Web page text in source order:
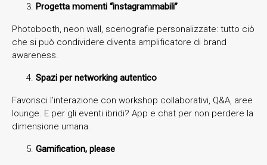
Progetta momenti “instagrammabili”
Photobooth, neon wall, scenografie personalizzate: tutto ciò
che si può condividere diventa amplificatore di brand
awareness.
Spazi per networking autentico
Favorisci l’interazione con workshop collaborativi, Q&A, aree
lounge. E per gli eventi ibridi? App e chat per non perdere la
dimensione umana.
Gamification, please